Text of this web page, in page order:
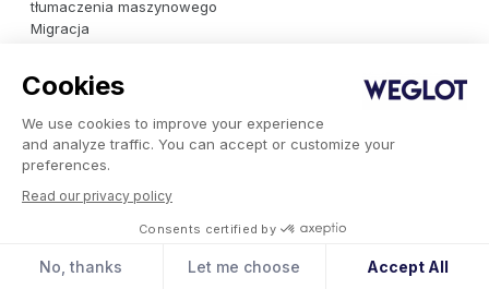
Cookies
We use cookies to improve your experience
and analyze traffic. You can accept or customize your
preferences.
Read our privacy policy
Consents certified by
No, thanks Let me choose Accept All
tłumaczenia maszynowego
Migracja
Międzynarodowy katalog
ekspertów
Weglot dla firm
Odkryj wydajne i skalowalne rozwiązanie do tłumaczenia
integracjami dopasowanymi do Twoich potrzeb, gwarancją
dostępności i wieloma innymi funkcjami.